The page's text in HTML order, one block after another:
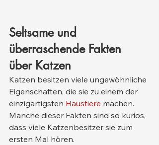
Seltsame und
überraschende Fakten
über Katzen
Katzen besitzen viele ungewöhnliche
Eigenschaften, die sie zu einem der
einzigartigsten Haustiere machen.
Manche dieser Fakten sind so kurios,
dass viele Katzenbesitzer sie zum
ersten Mal hören.